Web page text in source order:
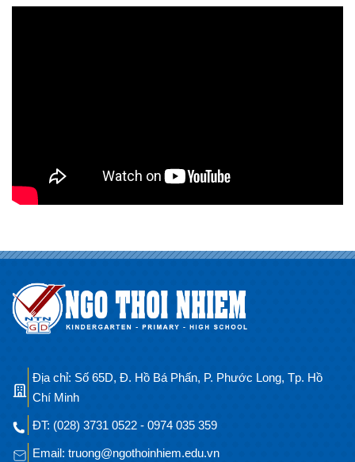
Địa chỉ: Số 65D, Đ. Hồ Bá Phấn, P. Phước Long, Tp. Hồ
Chí Minh
ĐT: (028) 3731 0522 - 0974 035 359
Email: truong@ngothoinhiem.edu.vn